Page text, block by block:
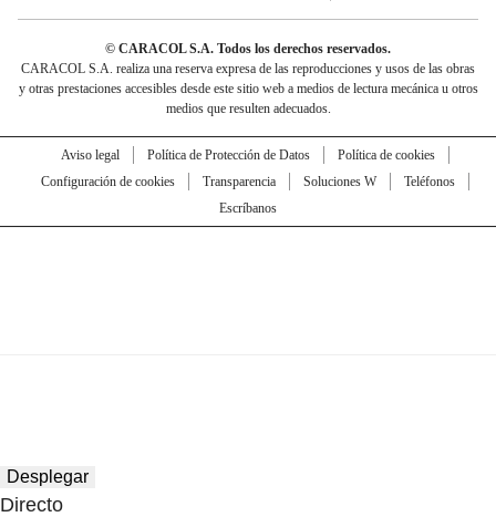
© CARACOL S.A. Todos los derechos reservados.
CARACOL S.A. realiza una reserva expresa de las reproducciones y usos de las obras
y otras prestaciones accesibles desde este sitio web a medios de lectura mecánica u otros
medios que resulten adecuados.
Aviso legal Política de Protección de Datos
Política de cookies
Configuración de cookies
Transparencia Soluciones W
Teléfonos
Escríbanos
Desplegar
Directo